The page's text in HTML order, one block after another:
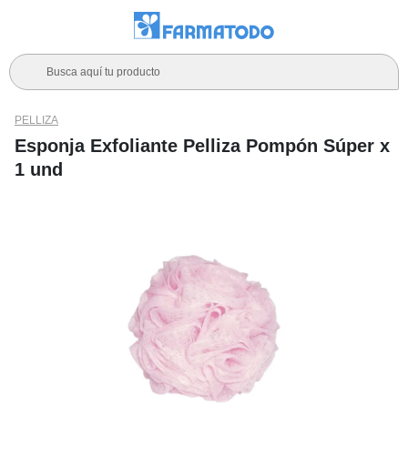
Busca aquí tu producto
PELLIZA
Esponja Exfoliante Pelliza Pompón Súper x
1 und